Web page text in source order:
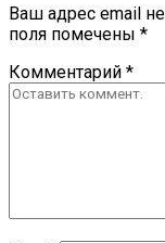
Ваш адрес email
поля помечены *
Комментарий *